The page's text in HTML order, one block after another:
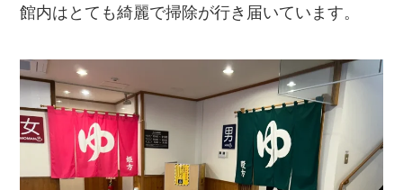
館内はとても綺麗で掃除が行き届いています。